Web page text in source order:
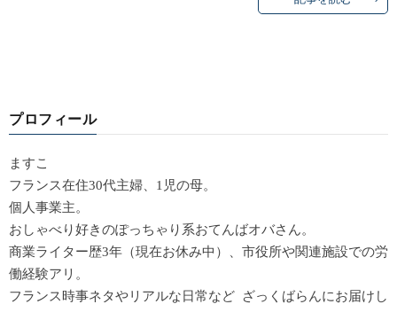
プロフィール
ますこ
フランス在住30代主婦、1児の母。
個人事業主。
おしゃべり好きのぽっちゃり系おてんばオバさん。
商業ライター歴3年（現在お休み中）、市役所や関連施設での労
働経験アリ。
フランス時事ネタやリアルな日常など ざっくばらんにお届けし